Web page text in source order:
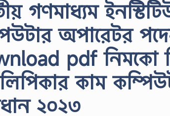
গণমাধ্যম
অপারেটর
pdf নিমকো
কাম
২০২৩